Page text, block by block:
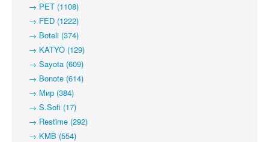
→ PET (1108)
→ FED (1222)
→ Boteli (374)
→ KATYO (129)
→ Sayota (609)
→ Bonote (614)
→ Мир (384)
→ S.Sofi (17)
→ Restime (292)
→ KMB (554)